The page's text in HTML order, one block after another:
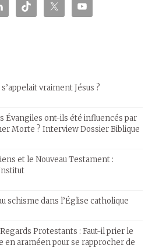
vraiment Jésus ?
Évangiles ont-ils été influencés par
Morte ? Interview Dossier Biblique
et le Nouveau Testament :
schisme dans l’Église catholique
Protestants : Faut-il prier le
en araméen pour se rapprocher de